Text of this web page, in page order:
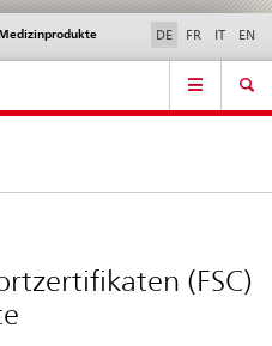
Kontakt | Support & Hilfe
DE FR IT EN
(FSC)